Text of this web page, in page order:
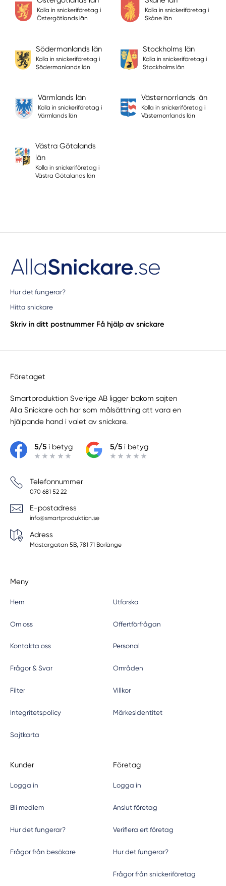
Kolla in snickeriföretag i
Östergötlands län
Kolla in snickeriföretag i
Skåne län
Södermanlands län
Kolla in snickeriföretag i
Södermanlands län
Stockholms län
Kolla in snickeriföretag i
Stockholms län
Värmlands län
Kolla in snickeriföretag i
Värmlands län
Västernorrlands län
Kolla in snickeriföretag i
Västernorrlands län
Västra Götalands
län
Kolla in snickeriföretag i
Västra Götalands län
Hur det fungerar?
Hitta snickare
Skriv in ditt postnummer Få hjälp av snickare
Företaget
Smartproduktion Sverige AB ligger bakom sajten
Alla Snickare och har som målsättning att vara en
hjälpande hand i valet av snickare.
5/5i betyg 5/5i betyg
Telefonnummer
070 681 52 22
E-postadress
info@smartproduktion.se
Adress
Mästargatan 5B, 781 71 Borlänge
Meny
Hem Utforska
Om oss Offertförfrågan
Kontakta oss Personal
Frågor & Svar Områden
Filter Villkor
Integritetspolicy Märkesidentitet
Sajtkarta
Kunder
Logga in
Bli medlem
Hur det fungerar?
Frågor från besökare
Företag
Logga in
Anslut företag
Verifiera ert företag
Hur det fungerar?
Frågor från snickeriföretag